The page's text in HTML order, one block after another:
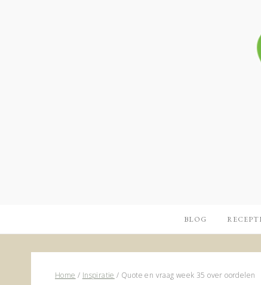
BLOG
Home / Inspiratie / Quote en vraag week 35 over oordelen